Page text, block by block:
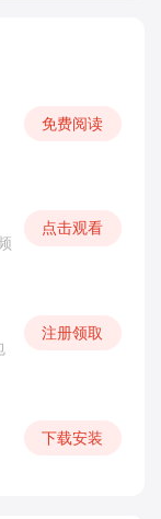
免费阅读
点击观看
注册领取
下载安装